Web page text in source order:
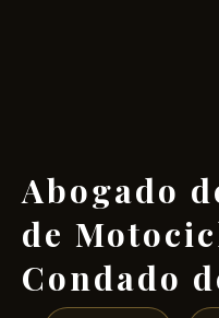
Abogado
de
Condado